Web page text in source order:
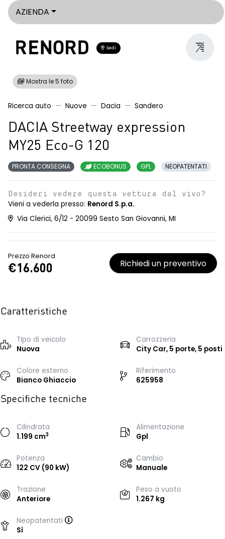
AZIENDA
Sedi
Mostra le 5 foto
Ricerca auto Nuove Dacia Sandero
DACIA Streetway expression
MY25 Eco-G 120
PRONTA CONSEGNA ECOBONUS GPL NEOPATENTATI
Desideri vedere questa vettura dal vivo?
Vieni a vederla presso: Renord S.p.a.
Via Clerici, 6/12 - 20099 Sesto San Giovanni, MI
Prezzo Renord
€16.600 Richiedi un preventivo
Caratteristiche
Tipo di veicolo
Nuova
Carrozzeria
City Car, 5 porte, 5 posti
Colore esterno
Bianco Ghiaccio
Riferimento
625958
Specifiche tecniche
Cilindrata
1.199 cm3
Alimentazione
Gpl
Potenza
122 CV (90 kW)
Cambio
Manuale
Trazione
Anteriore
Peso a vuoto
1.267 kg
Neopatentati
Sì